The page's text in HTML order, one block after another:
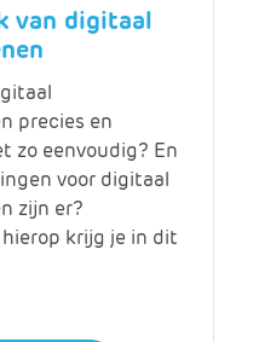
C
a
t
.
C
a
r
t
netwerk
van digitaal
precies en
zo eenvoudig? En
voor digitaal
zijn er?
krijg je in dit